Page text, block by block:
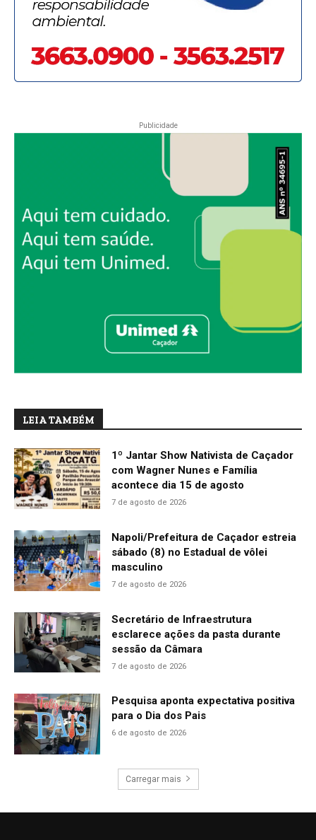
Publicidade
LEIA TAMBÉM
1º Jantar Show Nativista de Caçador
com Wagner Nunes e Família
acontece dia 15 de agosto
7 de agosto de 2026
Napoli/Prefeitura de Caçador estreia
sábado (8) no Estadual de vôlei
masculino
7 de agosto de 2026
Secretário de Infraestrutura
esclarece ações da pasta durante
sessão da Câmara
7 de agosto de 2026
Pesquisa aponta expectativa positiva
para o Dia dos Pais
6 de agosto de 2026
Carregar mais